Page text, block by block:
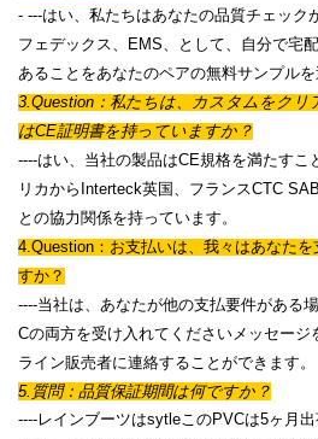
- ---はい、私たちはあなたの品質チェック
フェデックス、EMS、として、自分で宅
あることをあなたのペアの無料サンプル
3.Question：私たちは、カスタムをクリ
はCE証明書を持っていますか？
----はい、当社の製品はCE規格を満たすこ
リカからInterteck英国、フランスCTC
との協力関係を持っています。
4.Question：お支払いは、我々はあなた
すか？
----当社は、あなたが他の支払要件がある
Cの両方を受け入れてくださいメッセージ
ライン販売者に連絡することができます。
5.質問：品質保証期間は何ですか？
----レインブーツはsytleこのPVCは5ヶ月